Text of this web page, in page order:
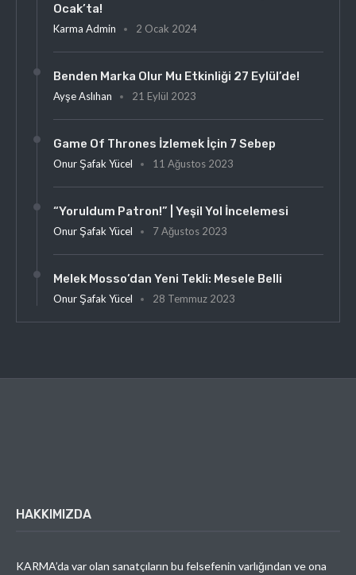
Ocak’ta!
Karma Admin 2 Ocak 2024
Benden Marka Olur Mu Etkinliği 27 Eylül’de!
Ayşe Aslıhan 21 Eylül 2023
Game Of Thrones İzlemek İçin 7 Sebep
Onur Şafak Yücel 11 Ağustos 2023
“Yoruldum Patron!” | Yeşil Yol İncelemesi
Onur Şafak Yücel 7 Ağustos 2023
Melek Mosso’dan Yeni Tekli: Mesele Belli
Onur Şafak Yücel 28 Temmuz 2023
HAKKIMIZDA
KARMA’da var olan sanatçıların bu felsefenin varlığından ve ona